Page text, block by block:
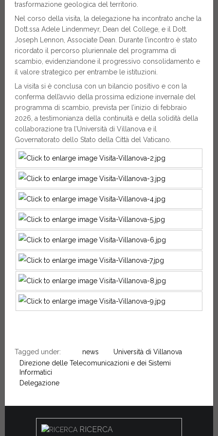
trasformazione geologica del territorio.
Nel corso della visita, la delegazione ha incontrato anche la
Dott.ssa Adele Lindenmeyr, Dean del College, e il Dott.
Joseph Lennon, Associate Dean. Durante l’incontro è stato
ricordato il percorso pluriennale del programma di
scambio, evidenziandone il progressivo consolidamento e
il valore strategico per entrambe le istituzioni.
La visita si è conclusa con un bilancio positivo e con la
conferma dell’avvio della prossima edizione invernale del
programma di scambio, prevista per l’inizio di febbraio
2026, a testimonianza della continuità e della solidità della
collaborazione tra l’Università di Villanova e il
Governatorato dello Stato della Città del Vaticano.
Tagged under: news
Università di Villanova
Direzione delle Telecomunicazioni e dei Sistemi
Informatici
Delegazione
RICERCA